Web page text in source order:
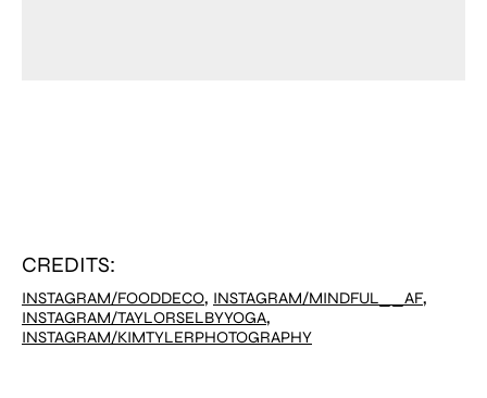
CREDITS:
INSTAGRAM/FOODDECO, INSTAGRAM/MINDFUL__AF,
INSTAGRAM/TAYLORSELBYYOGA,
INSTAGRAM/KIMTYLERPHOTOGRAPHY